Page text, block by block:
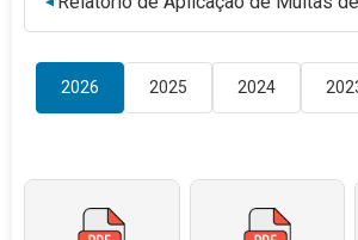
2026 2025 2024